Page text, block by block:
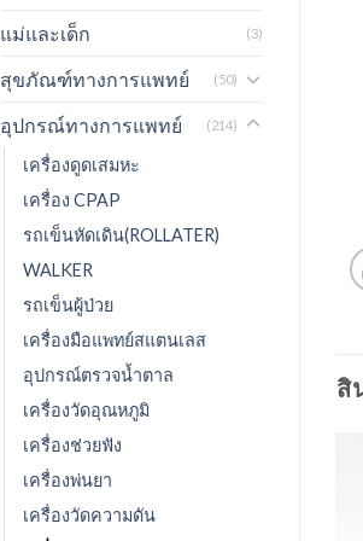
แม่และเด็ก (3)
สุขภัณฑ์ทางการแพทย์ (50)
อุปกรณ์ทางการแพทย์ (214)
เครื่องดูดเสมหะ
เครื่อง CPAP
รถเข็นหัดเดิน(ROLLATER)
WALKER
รถเข็นผู้ป่วย
เครื่องมือแพทย์สแตนเลส
อุปกรณ์ตรวจน้ำตาล
เครื่องวัดอุณหภูมิ
เครื่องช่วยฟัง
เครื่องพ่นยา
เครื่องวัดความดัน
สิ